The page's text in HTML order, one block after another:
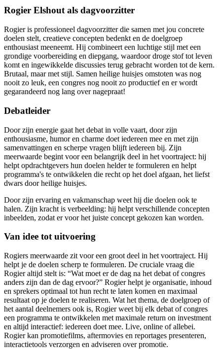
Rogier Elshout als dagvoorzitter
Rogier is professioneel dagvoorzitter die samen met jou concrete
doelen stelt, creatieve concepten bedenkt en de doelgroep
enthousiast meeneemt. Hij combineert een luchtige stijl met een
grondige voorbereiding en diepgang, waardoor droge stof tot leven
komt en ingewikkelde discussies terug gebracht worden tot de kern.
Brutaal, maar met stijl. Samen heilige huisjes omstoten was nog
nooit zo leuk, een congres nog nooit zo productief en er wordt
gegarandeerd nog lang over nagepraat!
Debatleider
Door zijn energie gaat het debat in volle vaart, door zijn
enthousiasme, humor en charme doet iedereen mee en met zijn
samenvattingen en scherpe vragen blijft iedereen bij. Zijn
meerwaarde begint voor een belangrijk deel in het voortraject: hij
helpt opdrachtgevers hun doelen helder te formuleren en helpt
programma's te ontwikkelen die recht op het doel afgaan, het liefst
dwars door heilige huisjes.
Door zijn ervaring en vakmanschap weet hij die doelen ook te
halen. Zijn kracht is verbeelding: hij helpt verschillende concepten
inbeelden, zodat er voor het juiste concept gekozen kan worden.
Van idee tot uitvoering
Rogiers meerwaarde zit voor een groot deel in het voortraject. Hij
helpt je de doelen scherp te formuleren. De cruciale vraag die
Rogier altijd stelt is: “Wat moet er de dag na het debat of congres
anders zijn dan de dag ervoor?” Rogier helpt je organisatie, inhoud
en sprekers optimaal tot hun recht te laten komen en maximaal
resultaat op je doelen te realiseren. Wat het thema, de doelgroep of
het aantal deelnemers ook is, Rogier weet bij elk debat of congres
een programma te ontwikkelen met maximale return on investment
en altijd interactief: iedereen doet mee. Live, online of allebei.
Rogier kan promotiefilms, aftermovies en reportages presenteren,
interactietools verzorgen en adviseren over promotie.